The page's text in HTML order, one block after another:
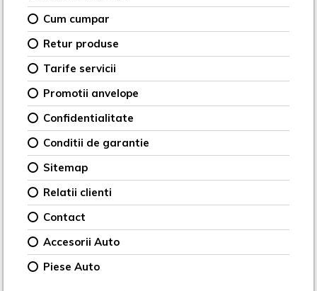
Cum cumpar
Retur produse
Tarife servicii
Promotii anvelope
Confidentialitate
Conditii de garantie
Sitemap
Relatii clienti
Contact
Accesorii Auto
Piese Auto